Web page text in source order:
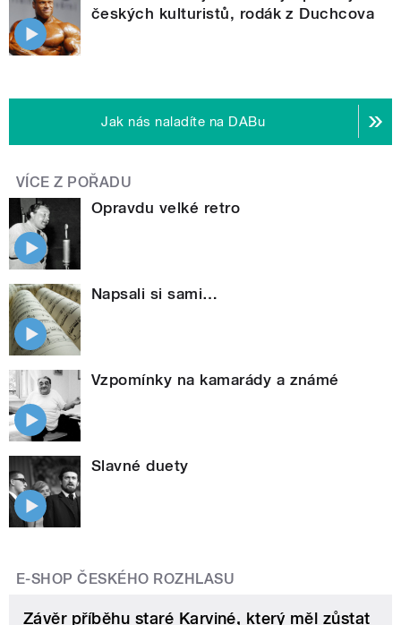
českých kulturistů, rodák z Duchcova
Jak nás naladíte na DABu
VÍCE Z POŘADU
Opravdu velké retro
Napsali si sami…
Vzpomínky na kamarády a známé
Slavné duety
E-SHOP ČESKÉHO ROZHLASU
Závěr příběhu staré Karviné, který měl zůstat